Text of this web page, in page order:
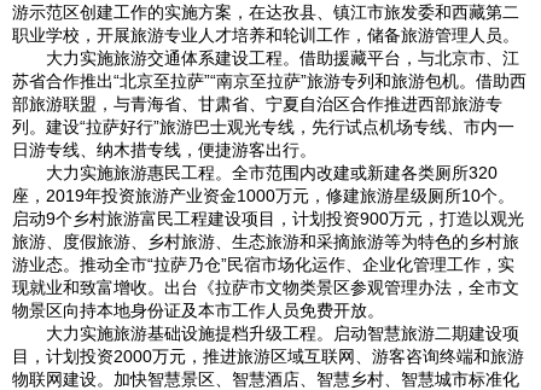
游示范区创建工作的实施方案，在达孜县、镇江市旅发委和西藏第二
职业学校，开展旅游专业人才培养和轮训工作，储备旅游管理人员。
大力实施旅游交通体系建设工程。借助援藏平台，与北京市、江
苏省合作推出“北京至拉萨”“南京至拉萨”旅游专列和旅游包机。借助西
部旅游联盟，与青海省、甘肃省、宁夏自治区合作推进西部旅游专
列。建设“拉萨好行”旅游巴士观光专线，先行试点机场专线、市内一
日游专线、纳木措专线，便捷游客出行。
大力实施旅游惠民工程。全市范围内改建或新建各类厕所320
座，2019年投资旅游产业资金1000万元，修建旅游星级厕所10个。
启动9个乡村旅游富民工程建设项目，计划投资900万元，打造以观光
旅游、度假旅游、乡村旅游、生态旅游和采摘旅游等为特色的乡村旅
游业态。推动全市“拉萨乃仓”民宿市场化运作、企业化管理工作，实
现就业和致富增收。出台《拉萨市文物类景区参观管理办法，全市文
物景区向持本地身份证及本市工作人员免费开放。
大力实施旅游基础设施提档升级工程。启动智慧旅游二期建设项
目，计划投资2000万元，推进旅游区域互联网、游客咨询终端和旅游
物联网建设。加快智慧景区、智慧酒店、智慧乡村、智慧城市标准化